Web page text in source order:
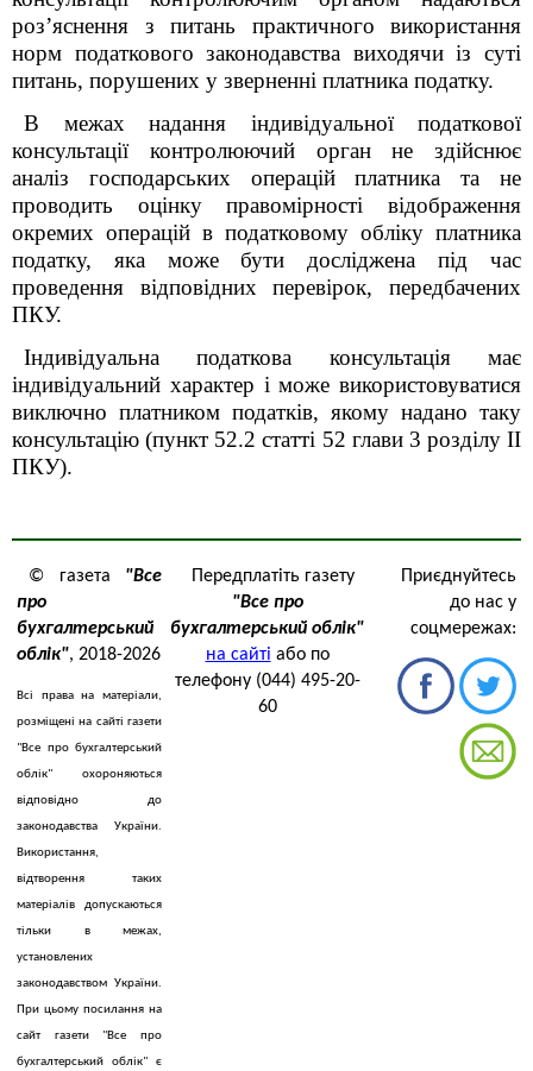
роз’яснення з питань практичного використання
норм податкового законодавства виходячи із суті
питань, порушених у зверненні платника податку.
В межах надання індивідуальної податкової
консультації контролюючий орган не здійснює
аналіз господарських операцій платника та не
проводить оцінку правомірності відображення
окремих операцій в податковому обліку платника
податку, яка може бути досліджена під час
проведення відповідних перевірок, передбачених
ПКУ.
Індивідуальна податкова консультація має
індивідуальний характер і може використовуватися
виключно платником податків, якому надано таку
консультацію (пункт 52.2 статті 52 глави 3 розділу ІІ
ПКУ).
© газета "Все
про
бухгалтерський
облік", 2018-2026
Всі права на матеріали,
розміщені на сайті газети
"Все про бухгалтерський
облік" охороняються
відповідно до
законодавства України.
Використання,
відтворення таких
матеріалів допускаються
тільки в межах,
установлених
законодавством України.
При цьому посилання на
сайт газети "Все про
бухгалтерський облік" є
Передплатіть газету
"Все про
бухгалтерський облік"
на сайті або по
телефону (044) 495-20-
60
Приєднуйтесь
до нас у
соцмережах: